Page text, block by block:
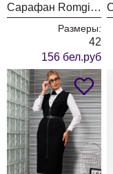
Сарафан Romgil РП0097-ХЛ5 шоколадный
Размеры:
42
156 бел.руб